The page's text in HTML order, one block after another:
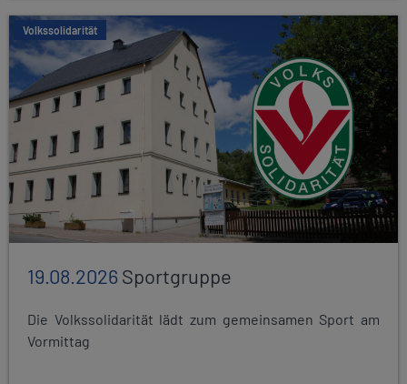
Volkssolidarität
19.08.2026Sportgruppe
Die Volkssolidarität lädt zum gemeinsamen Sport am
Vormittag